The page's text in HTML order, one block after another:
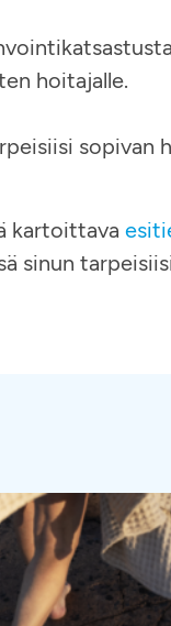
hoitajalle.
sopivan
kartoittava
sinun